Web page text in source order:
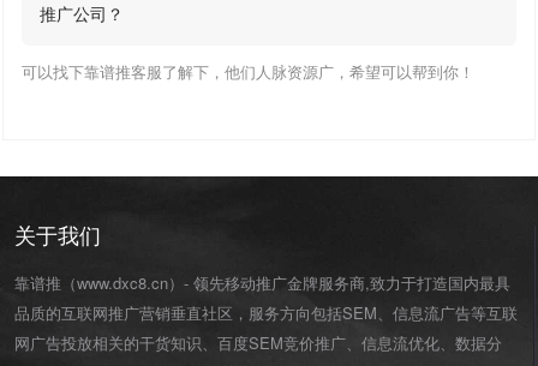
推广公司？
可以找下靠谱推客服了解下，他们人脉资源广，希望可以帮到你！
关于我们
靠谱推（www.dxc8.cn）- 领先移动推广金牌服务商,致力于打造国内最具
品质的互联网推广营销垂直社区，服务方向包括SEM、信息流广告等互联
网广告投放相关的干货知识、百度SEM竞价推广、信息流优化、数据分